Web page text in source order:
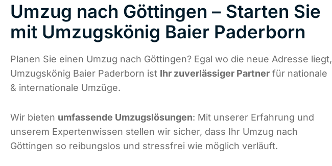
Umzug nach Göttingen – Starten Sie
mit Umzugskönig Baier Paderborn
Planen Sie einen Umzug nach Göttingen? Egal wo die neue Adresse liegt,
Umzugskönig Baier Paderborn ist Ihr zuverlässiger Partner für nationale
& internationale Umzüge.
Wir bieten umfassende Umzugslösungen: Mit unserer Erfahrung und
unserem Expertenwissen stellen wir sicher, dass Ihr Umzug nach
Göttingen so reibungslos und stressfrei wie möglich verläuft.